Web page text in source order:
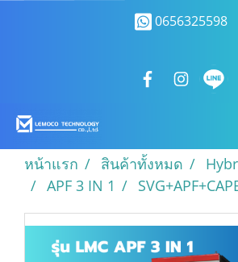
0656325598
หน้าแรก สินค้าทั้งหมด
APF 3 IN 1